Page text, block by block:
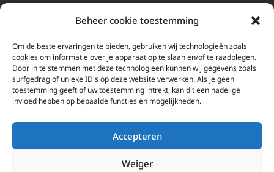
Beheer cookie toestemming
Om de beste ervaringen te bieden, gebruiken wij technologieën zoals
cookies om informatie over je apparaat op te slaan en/of te raadplegen.
Door in te stemmen met deze technologieën kunnen wij gegevens zoals
surfgedrag of unieke ID's op deze website verwerken. Als je geen
toestemming geeft of uw toestemming intrekt, kan dit een nadelige
invloed hebben op bepaalde functies en mogelijkheden.
Accepteren
Weiger
Info
Contacteer ons
Algemene & bijzondere voorwaarden
Brief herroepingsrecht